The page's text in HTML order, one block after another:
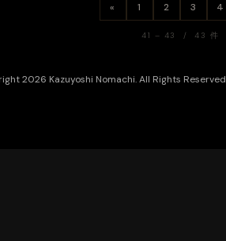
« 1 2 3 4
41 – 43 / 43 件
2026 Kazuyoshi Nomachi. All Rights